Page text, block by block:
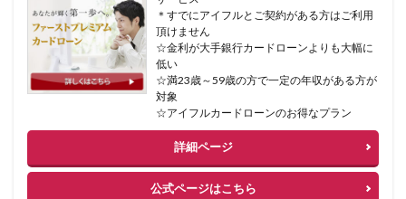
＊すでにアイフルとご契約がある方はご利用
頂けません
☆金利が大手銀行カードローンよりも大幅に
低い
☆満23歳～59歳の方で一定の年収がある方が
対象
☆アイフルカードローンのお得なプラン
詳細ページ
公式ページはこちら